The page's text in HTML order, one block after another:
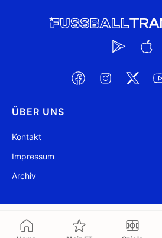
ÜBER UNS
Kontakt
Impressum
Archiv